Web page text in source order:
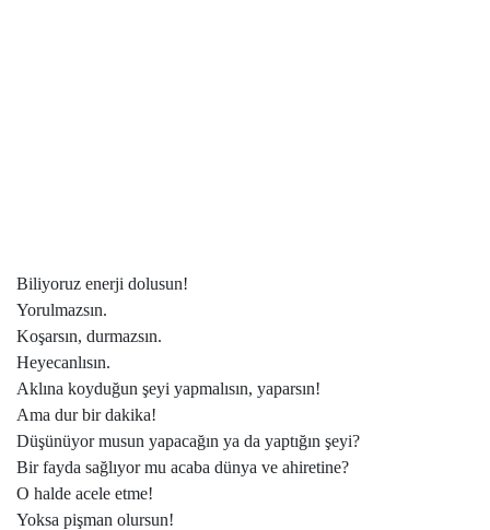
Biliyoruz enerji dolusun!
Yorulmazsın.
Koşarsın, durmazsın.
Heyecanlısın.
Aklına koyduğun şeyi yapmalısın, yaparsın!
Ama dur bir dakika!
Düşünüyor musun yapacağın ya da yaptığın şeyi?
Bir fayda sağlıyor mu acaba dünya ve ahiretine?
O halde acele etme!
Yoksa pişman olursun!